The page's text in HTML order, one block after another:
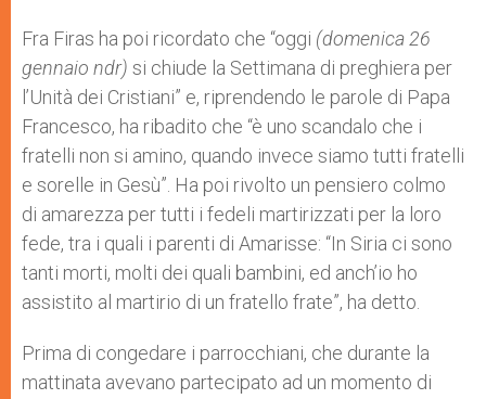
Fra Firas ha poi ricordato che “oggi (domenica 26
gennaio ndr) si chiude la Settimana di preghiera per
l’Unità dei Cristiani” e, riprendendo le parole di Papa
Francesco, ha ribadito che “è uno scandalo che i
fratelli non si amino, quando invece siamo tutti fratelli
e sorelle in Gesù”. Ha poi rivolto un pensiero colmo
di amarezza per tutti i fedeli martirizzati per la loro
fede, tra i quali i parenti di Amarisse: “In Siria ci sono
tanti morti, molti dei quali bambini, ed anch’io ho
assistito al martirio di un fratello frate”, ha detto.
Prima di congedare i parrocchiani, che durante la
mattinata avevano partecipato ad un momento di